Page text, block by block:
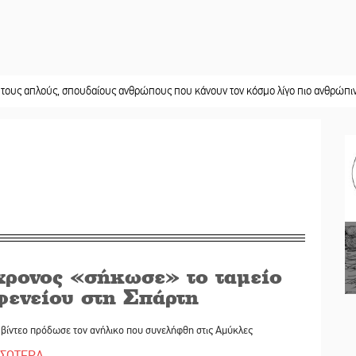
σπουδαίους ανθρώπους που κάνουν τον κόσμο λίγο πιο ανθρώπινο» ||
«σήκωσε» το ταμείο
στη Σπάρτη
πρόδωσε τον ανήλικο που συνελήφθη στις Αμύκλες